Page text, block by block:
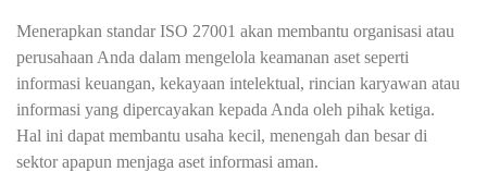
Menerapkan standar ISO 27001 akan membantu organisasi atau
perusahaan Anda dalam mengelola keamanan aset seperti
informasi keuangan, kekayaan intelektual, rincian karyawan atau
informasi yang dipercayakan kepada Anda oleh pihak ketiga.
Hal ini dapat membantu usaha kecil, menengah dan besar di
sektor apapun menjaga aset informasi aman.